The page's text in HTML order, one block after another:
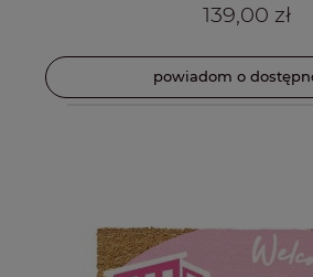
139,00 zł
powiadom o